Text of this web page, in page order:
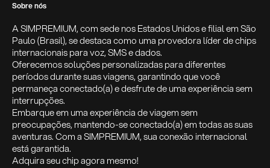
Sobre nós
A SIMPREMIUM, com sede nos Estados Unidos e filial em São
Paulo (Brasil), se destaca como uma provedora líder de chips
internacionais para voz, SMS e dados.
Oferecemos soluções personalizadas para diferentes
períodos durante suas viagens, garantindo que você
permaneça conectado(a) e desfrute de uma experiência sem
interrupções.
Embarque em uma experiência de viagem sem
preocupações, mantendo-se conectado(a) em todas as suas
aventuras. Com a SIMPREMIUM, sua conexão internacional
está garantida.
Adquira seu chip agora mesmo!